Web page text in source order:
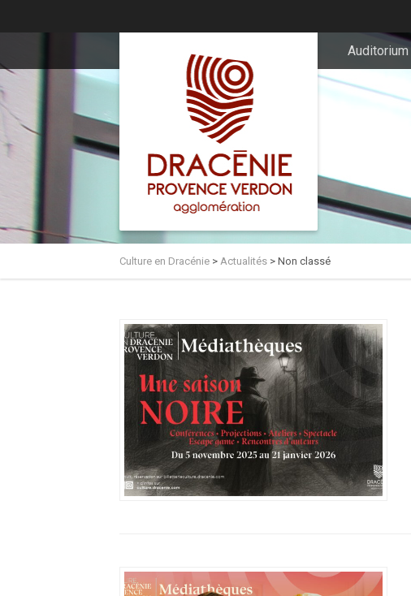
Auditorium
Culture en Dracénie > Actualités > Non classé